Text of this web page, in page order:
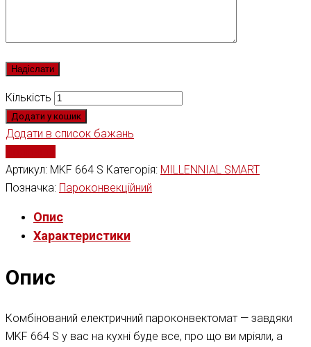
Кількість
Додати у кошик
Додати в список бажань
Артикул: MKF 664 S Категорія: MILLENNIAL SMART
Позначка: Пароконвекційний
Опис
Характеристики
Опис
Комбінований електричний пароконвектомат — завдяки
MKF 664 S у вас на кухні буде все, про що ви мріяли, а